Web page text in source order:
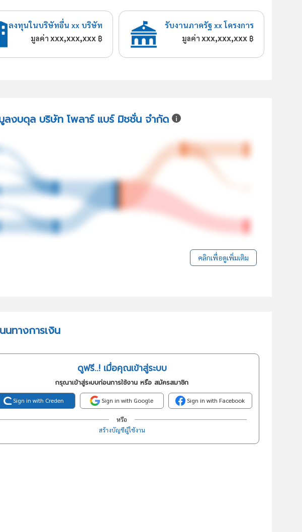
ลงทุนในบริษัทอื่น xx บริษัท
มูลค่าxxx,xxx,xxx ฿
รับงานภาครัฐ xx โครงการ
มูลค่าxxx,xxx,xxx ฿
ลงบดุล บริษัท โพลาร์ แบร์ มิชชั่น จำกัด
คลิกเพื่อดูเพิ่มเติม
นทางการเงิน
ดูฟรี..! เมื่อคุณเข้าสู่ระบบ
กรุณาเข้าสู่ระบบก่อนการใช้งาน หรือ สมัครสมาชิก
Sign in with Creden Sign in with Google Sign in with Facebook
หรือ
สร้างบัญชีผู้ใช้งาน